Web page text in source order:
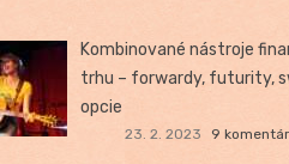
Kombinované nástroje
trhu – forwardy, futurity,
opcie
23. 2. 2023 9